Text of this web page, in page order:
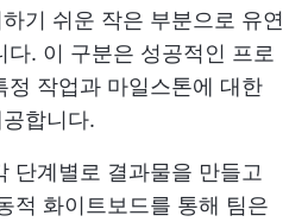
기 쉬운 작은 부분으로 유연
. 이 구분은 성공적인 프로
정 작업과 마일스톤에 대한
합니다.
단계별로 결과물을 만들고
적 화이트보드를 통해 팀은